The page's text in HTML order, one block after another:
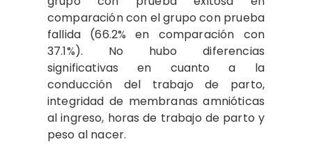
comparación con el grupo con prueba
fallida (66.2% en comparación con
37.1%). No hubo diferencias
significativas en cuanto a la
conducción del trabajo de parto,
integridad de membranas amnióticas
al ingreso, horas de trabajo de parto y
peso al nacer.